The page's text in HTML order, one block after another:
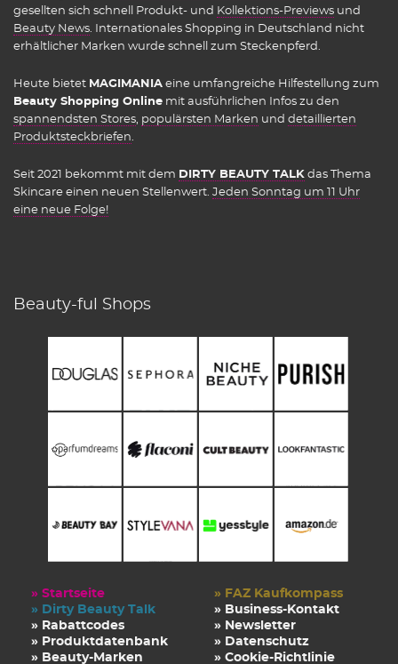
gesellten sich schnell Produkt- und Kollektions-Previews und
Beauty News. Internationales Shopping in Deutschland nicht
erhältlicher Marken wurde schnell zum Steckenpferd.
Heute bietet MAGIMANIA eine umfangreiche Hilfestellung zum
Beauty Shopping Online mit ausführlichen Infos zu den
spannendsten Stores, populärsten Marken und detaillierten
Produktsteckbriefen.
Seit 2021 bekommt mit dem DIRTY BEAUTY TALK das Thema
Skincare einen neuen Stellenwert. Jeden Sonntag um 11 Uhr
eine neue Folge!
Beauty-ful Shops
» Startseite
» Dirty Beauty Talk
» Rabattcodes
» Produktdatenbank
» Beauty-Marken
» FAZ Kaufkompass
» Business-Kontakt
» Newsletter
» Datenschutz
» Cookie-Richtlinie